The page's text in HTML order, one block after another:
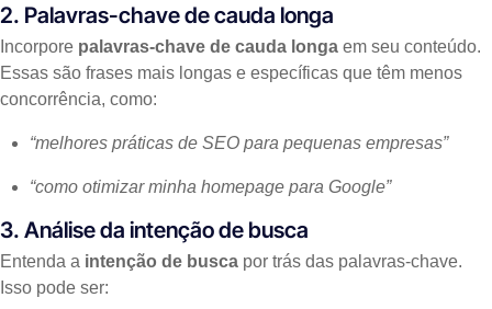
2. Palavras-chave de cauda longa
Incorpore palavras-chave de cauda longa em seu conteúdo.
Essas são frases mais longas e específicas que têm menos
concorrência, como:
“melhores práticas de SEO para pequenas empresas”
“como otimizar minha homepage para Google”
3. Análise da intenção de busca
Entenda a intenção de busca por trás das palavras-chave.
Isso pode ser: